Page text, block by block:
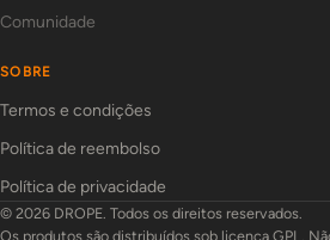
Comunidade
SOBRE
Termos e condições
Política de reembolso
Política de privacidade
© 2026 DROPE. Todos os direitos reservados.
Os produtos são distribuídos sob licença GPL.